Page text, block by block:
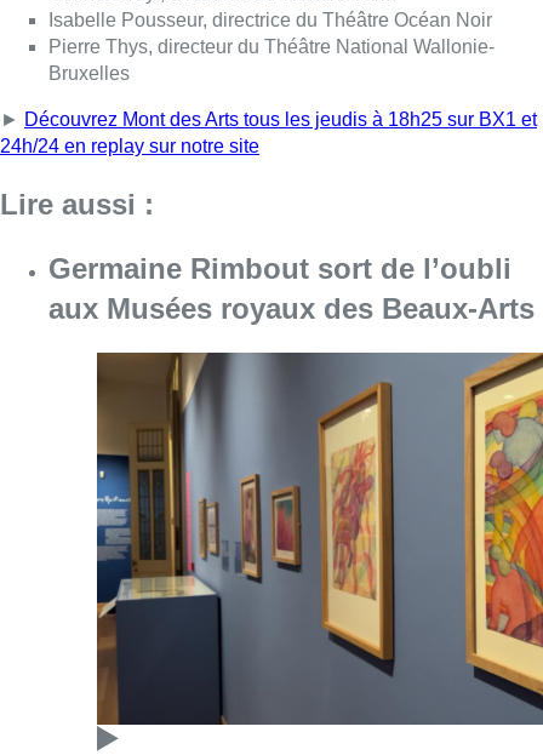
05 août 2026Consulter l'article "Germaine Rimbout sort
Et si le tango pouvait aider à mieux
vivre avec la maladie de Parkinson